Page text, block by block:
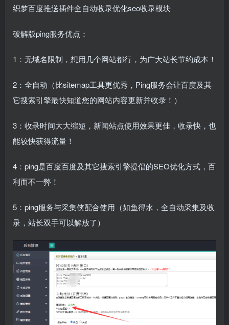
织梦百度推送插件全自动收录优化seo收录模块
破解版ping服务优点：
1：无域名限制，想用几个网站都行，为广大站长节约成本！
2：全自动（比sitemap工具更优秀，Ping服务会让百度及其
它搜索引擎最快知道您的网站内容更新并收录！）
3：收录时间大大缩短，新闻站点使用效果更佳，收录快，也
能较快获得流量！
4：ping是百度百度及其它搜索引擎提倡的SEO优化方式，百
利而不一弊！
5：ping服务与采集侠配合使用（如鱼得水，全自动采集及收
录，站长双手可以解放了）